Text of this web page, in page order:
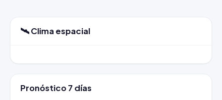
🛰️ Clima espacial
Pronóstico 7 días